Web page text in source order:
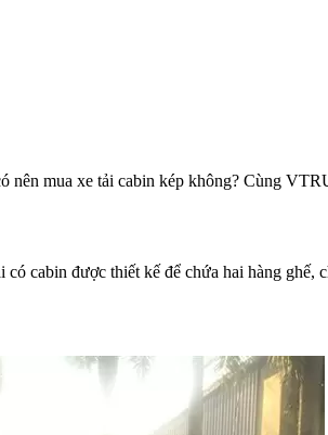
nên mua xe tải cabin kép không? Cùng
cabin được thiết kế để chứa hai hàng ghế,